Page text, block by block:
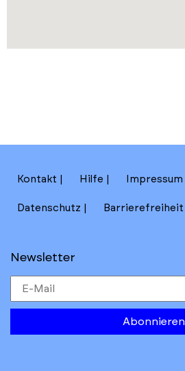
Kontakt Hilfe Impressum
Datenschutz Barrierefreiheit
Newsletter
Abonnieren